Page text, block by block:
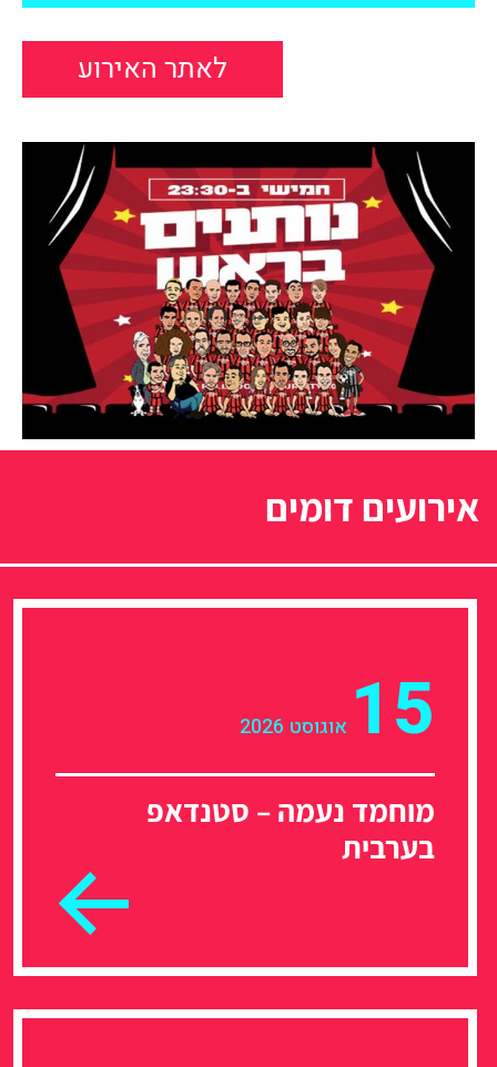
לאתר האירוע
אירועים דומים
15 אוגוסט 2026
מוחמד נעמה – סטנדאפ
בערבית